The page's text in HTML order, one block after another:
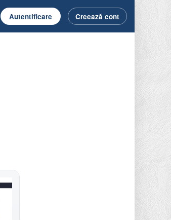
Autentificare Creează cont